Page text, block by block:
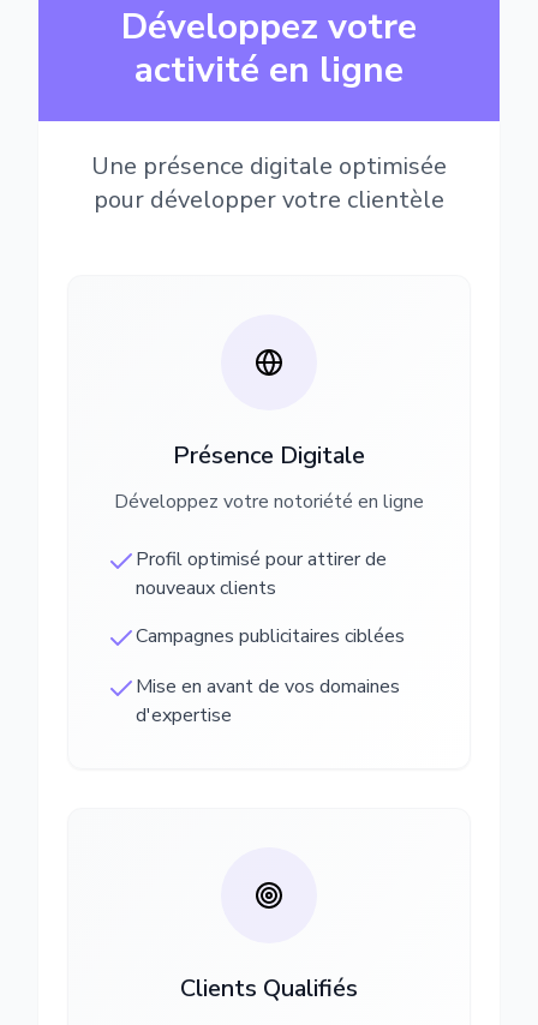
Développez votre
activité en ligne
Une présence digitale optimisée
pour développer votre clientèle
Présence Digitale
Développez votre notoriété en ligne
Profil optimisé pour attirer de
nouveaux clients
Campagnes publicitaires ciblées
Mise en avant de vos domaines
d'expertise
Clients Qualifiés